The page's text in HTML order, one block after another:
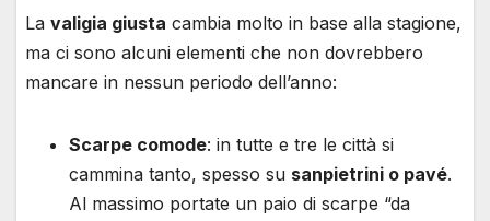
La valigia giusta cambia molto in base alla stagione,
ma ci sono alcuni elementi che non dovrebbero
mancare in nessun periodo dell’anno:
Scarpe comode: in tutte e tre le città si
cammina tanto, spesso su sanpietrini o pavé.
Al massimo portate un paio di scarpe “da